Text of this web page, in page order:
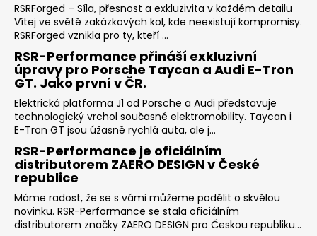
RSRForged – Síla, přesnost a exkluzivita v každém detailu
Vítej ve světě zakázkových kol, kde neexistují kompromisy.
RSRForged vznikla pro ty, kteří ...
RSR-Performance přináší exkluzivní
úpravy pro Porsche Taycan a Audi E-Tron
GT. Jako první v ČR.
Elektrická platforma J1 od Porsche a Audi představuje
technologický vrchol současné elektromobility. Taycan i
E-Tron GT jsou úžasně rychlá auta, ale j...
RSR-Performance je oficiálním
distributorem ZAERO DESIGN v České
republice
Máme radost, že se s vámi můžeme podělit o skvělou
novinku. RSR-Performance se stala oficiálním
distributorem značky ZAERO DESIGN pro Českou republiku...